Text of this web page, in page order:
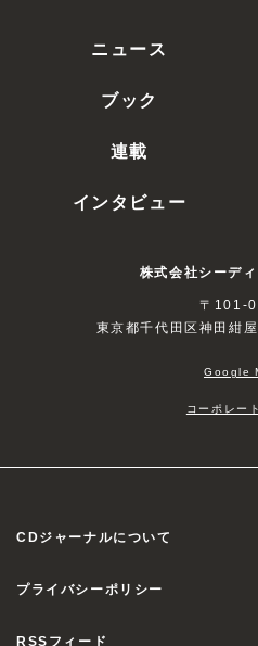
ニュース
ブック
連載
インタビュー
株式会社シーデ
〒101-
東京都千代田区神田紺
Google
コーポレー
CDジャーナルについて
プライバシーポリシー
RSSフィード